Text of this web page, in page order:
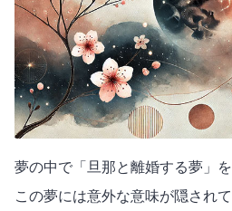
夢の中で「旦那と離婚する夢」
この夢には意外な意味が隠され